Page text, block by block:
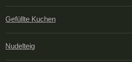
Gefüllte Kuchen
Nudelteig